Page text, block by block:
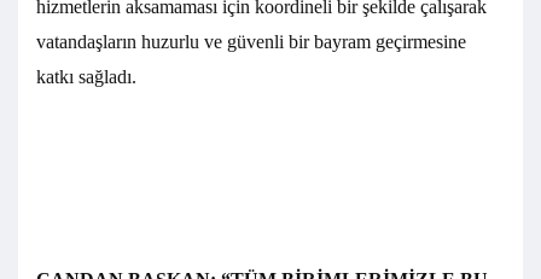
hizmetlerin aksamaması için koordineli bir şekilde çalışarak
vatandaşların huzurlu ve güvenli bir bayram geçirmesine
katkı sağladı.